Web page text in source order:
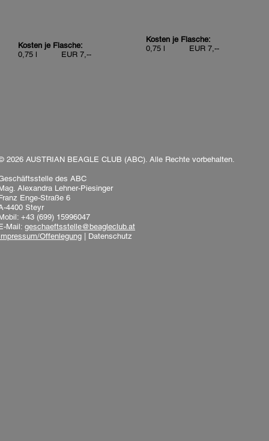
Kosten je Flasche:
0,75 l EUR 7,--
Kosten je Flasche:
0,75 l EUR 7,--
2026 AUSTRIAN BEAGLE CLUB (ABC). Alle Rechte vorbehalten.
des ABC
Alexandra Lehner-Piesinger
Enge-Straße 6
4400 Steyr
+43 (699) 15996047
Mail: geschaeftsstelle@beagleclub.at
Offenlegung
Datenschutz